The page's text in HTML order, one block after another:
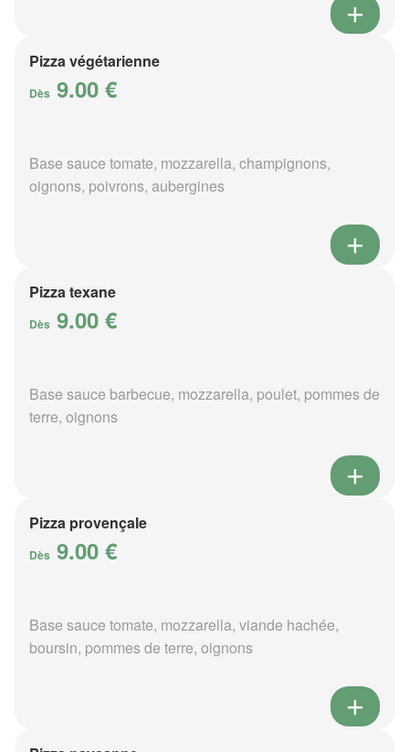
Pizza végétarienne
Dès 9.00 €
Base sauce tomate, mozzarella, champignons,
oignons, poivrons, aubergines
Pizza texane
Dès 9.00 €
Base sauce barbecue, mozzarella, poulet, pommes de
terre, oignons
Pizza provençale
Dès 9.00 €
Base sauce tomate, mozzarella, viande hachée,
boursin, pommes de terre, oignons